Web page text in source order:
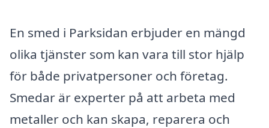
En smed i Parksidan erbjuder en mängd
olika tjänster som kan vara till stor hjälp
för både privatpersoner och företag.
Smedar är experter på att arbeta med
metaller och kan skapa, reparera och